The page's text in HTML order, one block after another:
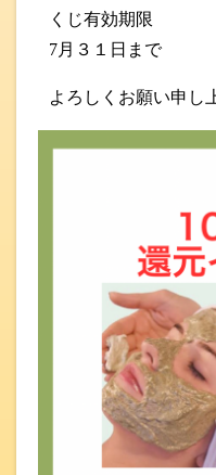
くじ有効期限
7月３１日まで
よろしくお願い申し